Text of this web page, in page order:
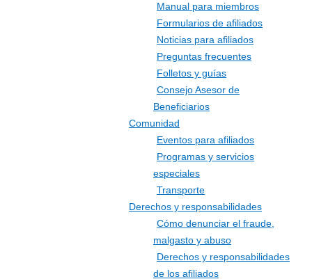
Manual para miembros
Formularios de afiliados
Noticias para afiliados
Preguntas frecuentes
Folletos y guías
Consejo Asesor de
Beneficiarios
Comunidad
Eventos para afiliados
Programas y servicios
especiales
Transporte
Derechos y responsabilidades
Cómo denunciar el fraude,
malgasto y abuso
Derechos y responsabilidades
de los afiliados